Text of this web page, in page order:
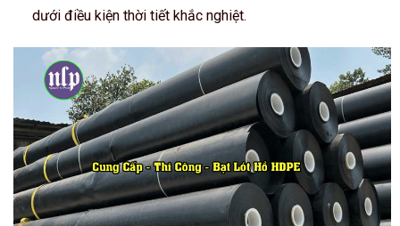
dưới điều kiện thời tiết khắc nghiệt.